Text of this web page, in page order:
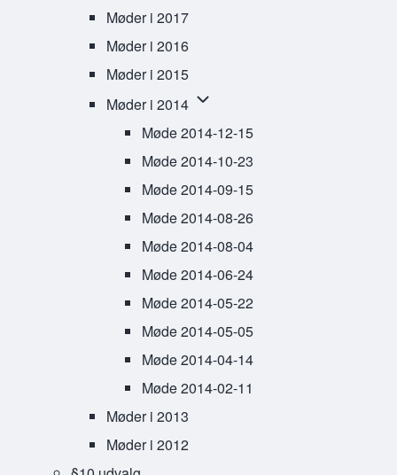
Møder i 2017
Møder i 2016
Møder i 2015
Møder i 2014 Møder i 2014 sub-navigation
Møde 2014-12-15
Møde 2014-10-23
Møde 2014-09-15
Møde 2014-08-26
Møde 2014-08-04
Møde 2014-06-24
Møde 2014-05-22
Møde 2014-05-05
Møde 2014-04-14
Møde 2014-02-11
Møder i 2013
Møder i 2012